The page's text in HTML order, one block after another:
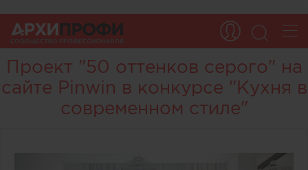
Проект "50 оттенков серого" на
сайте Pinwin в конкурсе "Кухня в
современном стиле"